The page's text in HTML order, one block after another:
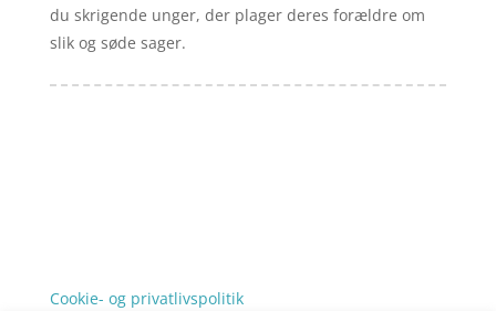
du skrigende unger, der plager deres forældre om
slik og søde sager.
Cookie- og privatlivspolitik